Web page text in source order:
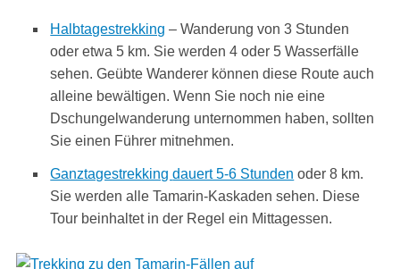
Halbtagestrekking – Wanderung von 3 Stunden
oder etwa 5 km. Sie werden 4 oder 5 Wasserfälle
sehen. Geübte Wanderer können diese Route auch
alleine bewältigen. Wenn Sie noch nie eine
Dschungelwanderung unternommen haben, sollten
Sie einen Führer mitnehmen.
Ganztagestrekkingdauert 5-6 Stunden oder 8 km.
Sie werden alle Tamarin-Kaskaden sehen. Diese
Tour beinhaltet in der Regel ein Mittagessen.